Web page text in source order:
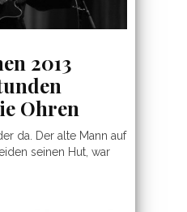
2013
Ohren
da. Der alte Mann auf
seinen Hut, war